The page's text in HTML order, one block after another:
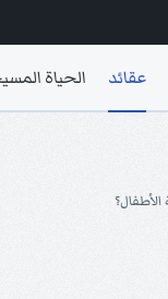
عقائد الحياة